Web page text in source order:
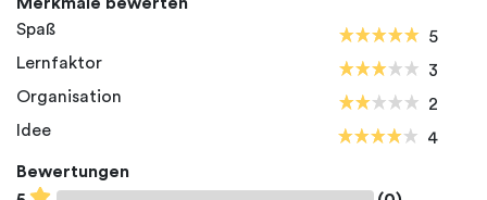
Spaß
5
Lernfaktor
3
Organisation
2
Idee
4
Bewertungen